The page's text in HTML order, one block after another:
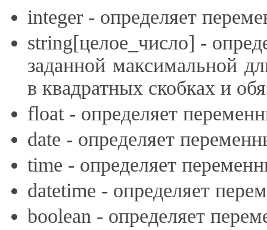
integer - определяет
string[целое_число] -
заданной максимальной
в квадратных скобках и
float - определяет
date - определяет
time - определяет
datetime - определяет
boolean - определяет